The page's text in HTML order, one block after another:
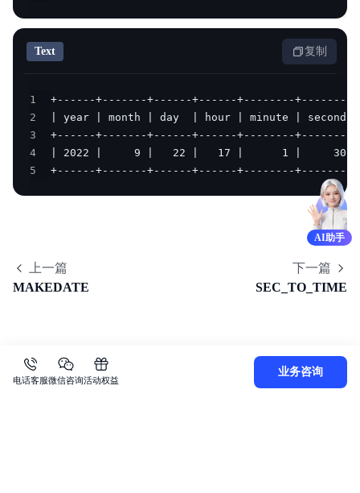
Text 复制
1
2
3
4
5
+------+-------+------+------+--------+--------
上一篇
MAKEDATE
下一篇
SEC_TO_TIME
AI助手
电话客服微信咨询活动权益
业务咨询